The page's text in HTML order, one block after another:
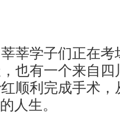
莘学子们正在考
也有一个来自四
顺利完成手术，
人生。